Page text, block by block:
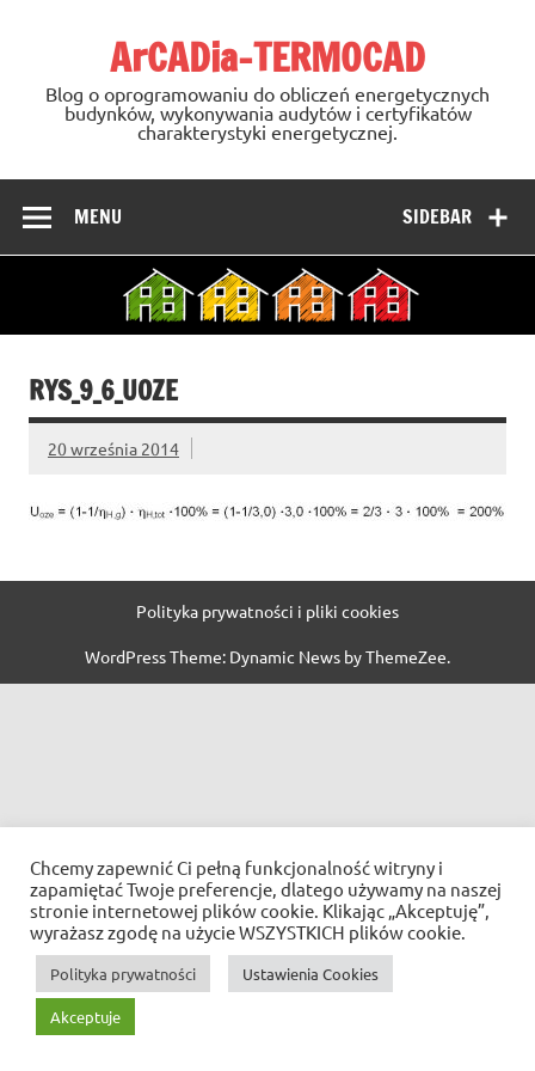
ArCADia-TERMOCAD
Blog o oprogramowaniu do obliczeń energetycznych
budynków, wykonywania audytów i certyfikatów
charakterystyki energetycznej.
SIDEBAR
MENU
RYS_9_6_UOZE
20 września 2014
Polityka prywatności i pliki cookies
WordPress Theme: Dynamic News by ThemeZee.
Chcemy zapewnić Ci pełną funkcjonalność witryny i
zapamiętać Twoje preferencje, dlatego używamy na naszej
stronie internetowej plików cookie. Klikając „Akceptuję”,
wyrażasz zgodę na użycie WSZYSTKICH plików cookie.
Polityka prywatności Ustawienia Cookies
Akceptuje